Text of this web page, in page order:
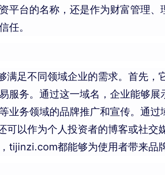
平台的名称，还是作为财富管理
任。
足不同领域企业的需求。首先，
服务。通过这一域名，企业能够
业务领域的品牌推广和宣传。通
以作为个人投资者的博客或社交
tijinzi.com都能够为使用者带来品